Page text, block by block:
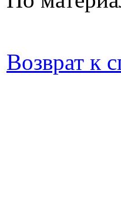
Возврат к